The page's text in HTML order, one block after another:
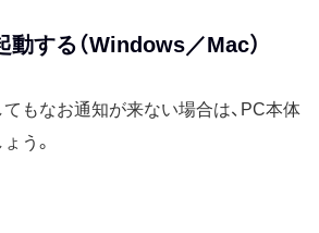
動する（Windows／Mac）
てもなお通知が来ない場合は、PC本体
う。